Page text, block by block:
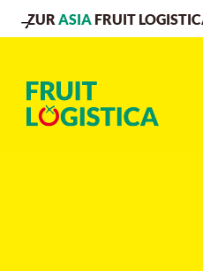
Zur
Zur
Zum
ZUR ASIA FRUIT